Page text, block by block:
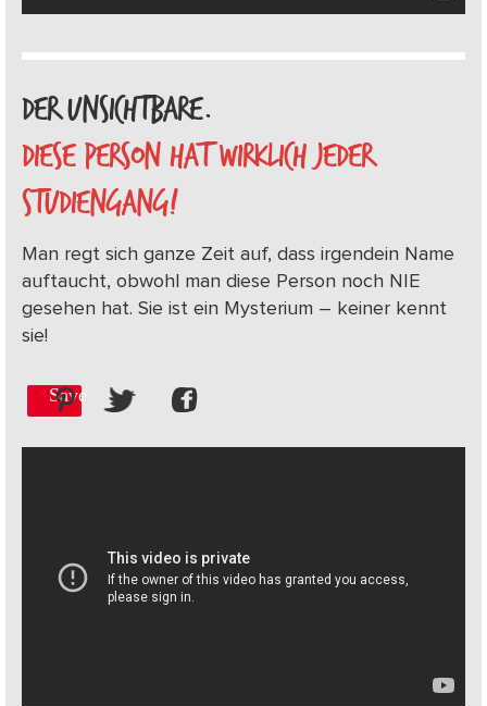
DER UNSICHTBARE.
DIESE PERSON HAT WIRKLICH JEDER
STUDIENGANG!
Man regt sich ganze Zeit auf, dass irgendein Name
auftaucht, obwohl man diese Person noch NIE
gesehen hat. Sie ist ein Mysterium – keiner kennt
sie!
Save